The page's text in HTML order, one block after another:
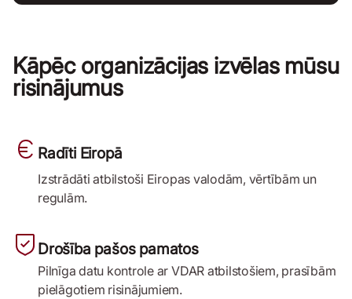
Kāpēc organizācijas izvēlas mūsu
risinājumus
Radīti Eiropā
Izstrādāti atbilstoši Eiropas valodām, vērtībām un
regulām.
Drošība pašos pamatos
Pilnīga datu kontrole ar VDAR atbilstošiem, prasībām
pielāgotiem risinājumiem.